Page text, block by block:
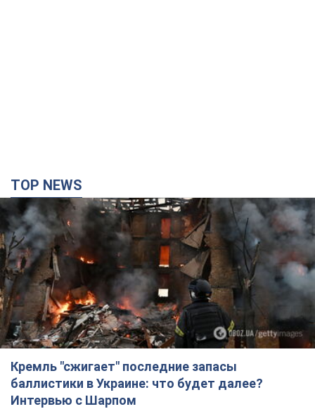
TOP NEWS
Кремль "сжигает" последние запасы
баллистики в Украине: что будет далее?
Интервью с Шарпом